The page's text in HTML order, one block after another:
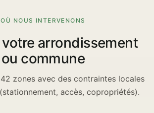
OÙ NOUS INTERVENONS
votre arrondissement
ou commune
zones avec des contraintes locales
accès, copropriétés).